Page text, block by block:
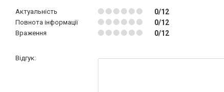
Актуальність 0/12
Повнота інформації 0/12
Враження 0/12
Відгук: